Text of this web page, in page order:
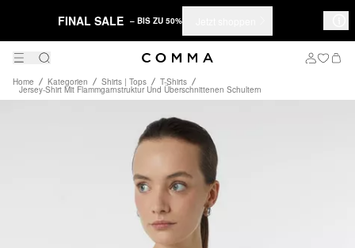
FINAL SALE – BIS ZU 50%
Home Kategorien Shirts | Tops T-Shirts
Jersey-Shirt Mit Flammgarnstruktur Und Überschnittenen Schultern